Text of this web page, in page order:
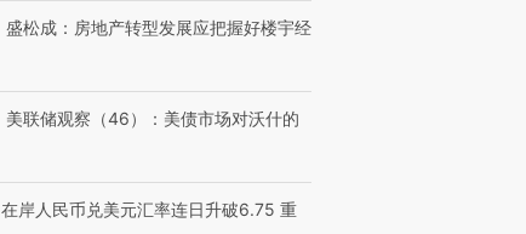
盛松成：房地产转型发展应把握好楼宇经
美联储观察（46）：美债市场对沃什的
在岸人民币兑美元汇率连日升破6.75 重